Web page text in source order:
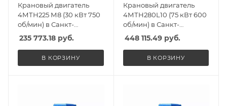
Крановый двигатель
4МТН225 М8 (30 кВт 750
об/мин) в Санкт-
Петербурге, Спб
235 773.18 руб.
В КОРЗИНУ
Крановый двигатель
4МТН280L10 (75 кВт 600
об/мин) в Санкт-
Петербурге, Спб
448 115.49руб.
В КОРЗИНУ